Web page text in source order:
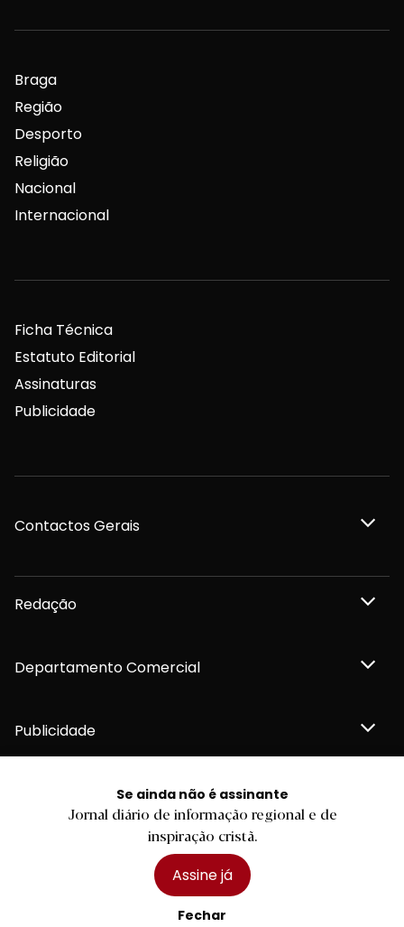
Se ainda não é assinante
Jornal diário de informação regional e de
inspiração cristã.
Assine já
Fechar
Braga
Região
Desporto
Religião
Nacional
Internacional
Ficha Técnica
Estatuto Editorial
Assinaturas
Publicidade
Contactos Gerais
Redação
Departamento Comercial
Publicidade
Privacidade e Cookies
Declaração de compromisso FSC®
Política de Confidencialidade
2026 Diário do Minho, Lda. © Todos os direitos reservados